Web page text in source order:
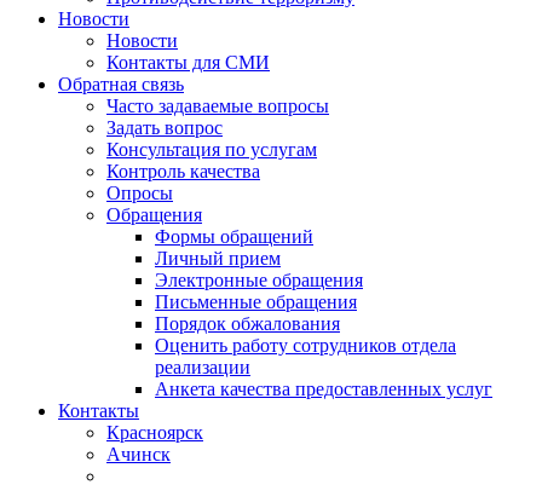
Новости
Новости
Контакты для СМИ
Обратная связь
Часто задаваемые вопросы
Задать вопрос
Консультация по услугам
Контроль качества
Опросы
Обращения
Формы обращений
Личный прием
Электронные обращения
Письменные обращения
Порядок обжалования
Оценить работу сотрудников отдела
реализации
Анкета качества предоставленных услуг
Контакты
Красноярск
Ачинск